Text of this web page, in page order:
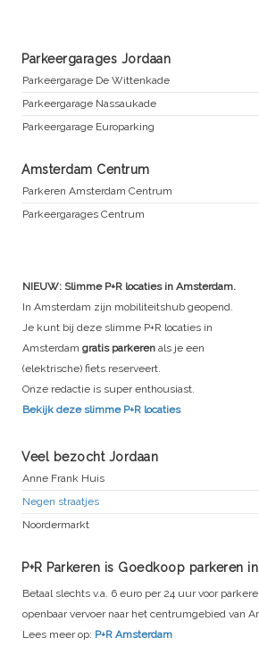
Parkeergarages Jordaan
Parkeergarage De Wittenkade
Parkeergarage Nassaukade
Parkeergarage Europarking
Amsterdam Centrum
Parkeren Amsterdam Centrum
Parkeergarages Centrum
NIEUW: Slimme P+R locaties in Amsterdam.
In Amsterdam zijn mobiliteitshub geopend.
Je kunt bij deze slimme P+R locaties in
Amsterdam gratis parkeren als je een
(elektrische) fiets reserveert.
Onze redactie is super enthousiast.
Bekijk deze slimme P+R locaties
Veel bezocht Jordaan
Anne Frank Huis
Negen straatjes
Noordermarkt
P+R Parkeren is Goedkoop parkeren
Betaal slechts v.a. 6 euro per 24 uur voor
openbaar vervoer naar het centrumgebied van
Lees meer op: P+R Amsterdam